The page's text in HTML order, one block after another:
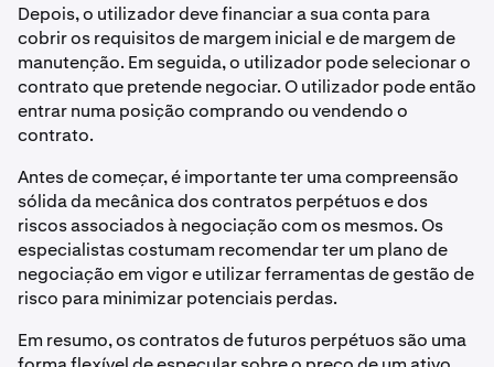
Depois, o utilizador deve financiar a sua conta para
cobrir os requisitos de margem inicial e de margem de
manutenção. Em seguida, o utilizador pode selecionar o
contrato que pretende negociar. O utilizador pode então
entrar numa posição comprando ou vendendo o
contrato.
Antes de começar, é importante ter uma compreensão
sólida da mecânica dos contratos perpétuos e dos
riscos associados à negociação com os mesmos. Os
especialistas costumam recomendar ter um plano de
negociação em vigor e utilizar ferramentas de gestão de
risco para minimizar potenciais perdas.
Em resumo, os contratos de futuros perpétuos são uma